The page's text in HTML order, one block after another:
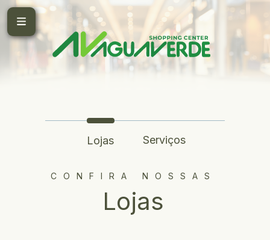
Lojas Serviços
CONFIRA NOSSAS
Lojas